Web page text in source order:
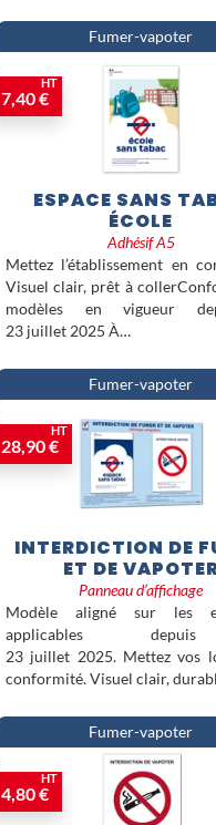
Fumer-vapoter
7,40 €
HT
ESPACE SANS
ÉCOLE
Adhésif A5
Mettez l’établissement en
Visuel clair, prêt à
modèles en vigueur
23 juillet 2025 À…
Fumer-vapoter
28,90 €
HT
INTERDICTION DE
ET DE
Panneau d’affichage
Modèle aligné sur les
applicables
23 juillet 2025. Mettez vos
conformité. Visuel clair,
Fumer-vapoter
4,80 €
HT